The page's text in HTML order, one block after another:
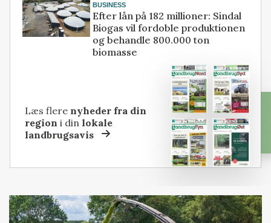
BUSINESS
Efter lån på 182 millioner: Sindal
Biogas vil fordoble produktionen
og behandle 800.000 ton
biomasse
Læs flere nyheder fra din
region i dinlokale
landbrugsavis